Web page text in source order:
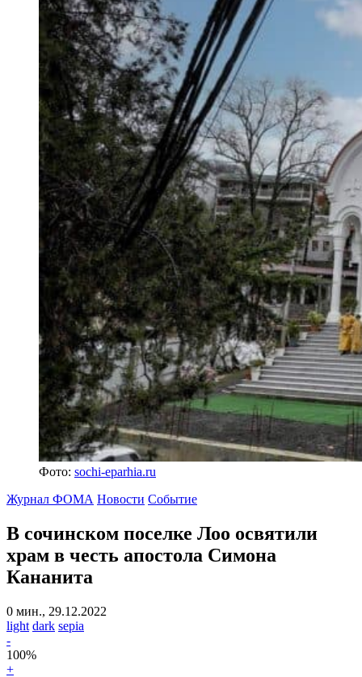
Фото: sochi-eparhia.ru
Журнал ФОМА Новости Событие
В сочинском поселке Лоо освятили
храм в честь апостола Симона
Кананита
0 мин., 29.12.2022
light dark sepia
-
100%
+